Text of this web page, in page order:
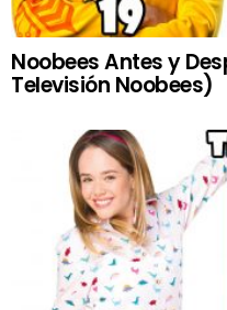
Noobees Antes y
Televisión Noobees)